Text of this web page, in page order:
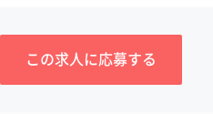
この求人に応募する